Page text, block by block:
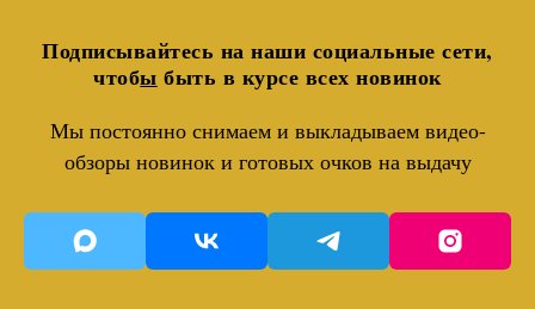
Подписывайтесь на наши социальные сети,
чтобы быть в курсе всех новинок
Мы постоянно снимаем и выкладываем видео-
обзоры новинок и готовых очков на выдачу